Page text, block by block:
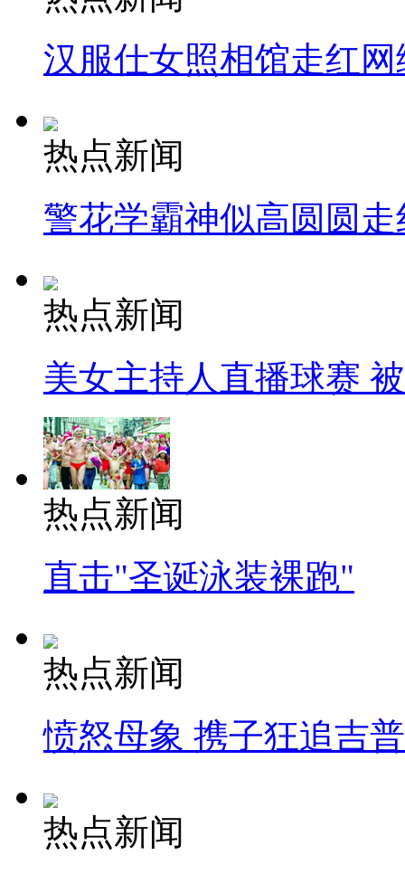
汉服仕女照相馆走红网
热点新闻
警花学霸神似高圆圆走
热点新闻
美女主持人直播球赛
热点新闻
直击"圣诞泳装裸跑"
热点新闻
愤怒母象 携子狂追吉
热点新闻